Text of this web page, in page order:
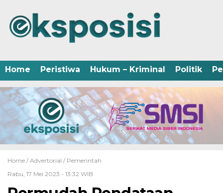
Home Peristiwa Hukum – Kriminal Politik
Home / Advertorial / Pemerintah
Rabu, 17 Mei 2023 - 13:32 WIB